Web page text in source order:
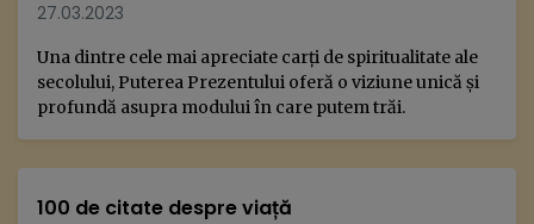
27.03.2023
Una dintre cele mai apreciate carți de spiritualitate ale
secolului, Puterea Prezentului oferă o viziune unică și
profundă asupra modului în care putem trăi.
100 de citate despre viață